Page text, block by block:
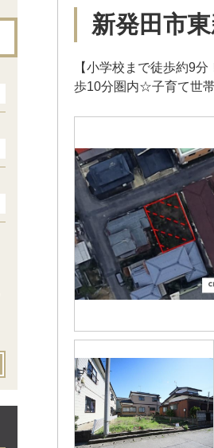
新発田市
【小学校まで徒歩約9
歩10分圏内☆子育て世